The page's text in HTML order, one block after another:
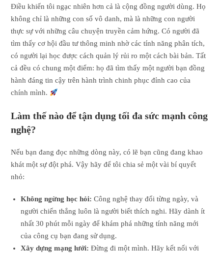
Điều khiến tôi ngạc nhiên hơn cả là cộng đồng người dùng. Họ
không chỉ là những con số vô danh, mà là những con người
thực sự với những câu chuyện truyền cảm hứng. Có người đã
tìm thấy cơ hội đầu tư thông minh nhờ các tính năng phân tích,
có người lại học được cách quản lý rủi ro một cách bài bản. Tất
cả đều có chung một điểm: họ đã tìm thấy một người bạn đồng
hành đáng tin cậy trên hành trình chinh phục đỉnh cao của
chính mình.
Làm thế nào để tận dụng tối đa sức mạnh công
nghệ?
Nếu bạn đang đọc những dòng này, có lẽ bạn cũng đang khao
khát một sự đột phá. Vậy hãy để tôi chia sẻ một vài bí quyết
nhỏ:
Không ngừng học hỏi: Công nghệ thay đổi từng ngày, và
người chiến thắng luôn là người biết thích nghi. Hãy dành ít
nhất 30 phút mỗi ngày để khám phá những tính năng mới
của công cụ bạn đang sử dụng.
Xây dựng mạng lưới: Đừng đi một mình. Hãy kết nối với